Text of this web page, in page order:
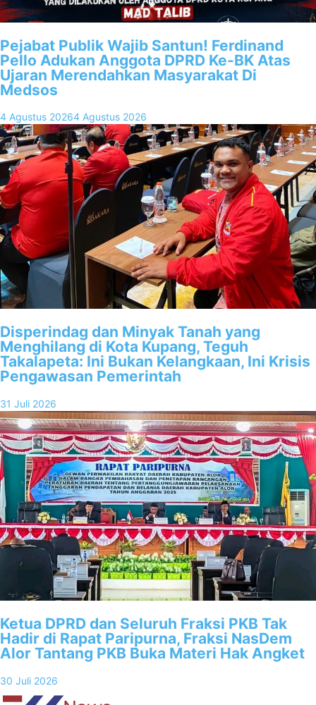
Pejabat Publik Wajib Santun! Ferdinand
Pello Adukan Anggota DPRD Ke-BK Atas
Ujaran Merendahkan Masyarakat Di
Medsos
4 Agustus 20264 Agustus 2026
Disperindag dan Minyak Tanah yang
Menghilang di Kota Kupang, Teguh
Takalapeta: Ini Bukan Kelangkaan, Ini Krisis
Pengawasan Pemerintah
31 Juli 2026
Ketua DPRD dan Seluruh Fraksi PKB Tak
Hadir di Rapat Paripurna, Fraksi NasDem
Alor Tantang PKB Buka Materi Hak Angket
30 Juli 2026